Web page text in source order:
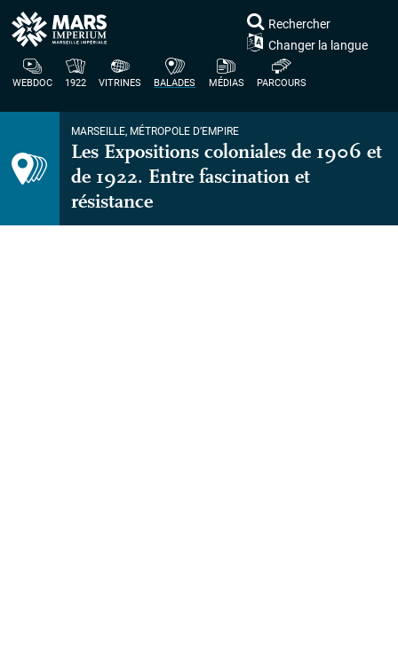
WEBDOC 1922 VITRINES BALADES MÉDIAS PARCOURS
Rechercher
Changer la langue
MARSEILLE, MÉTROPOLE D’EMPIRE
Les Expositions coloniales de 1906 et
de 1922. Entre fascination et
résistance